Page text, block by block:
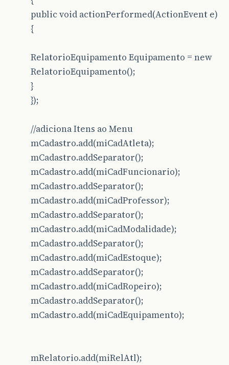
public void actionPerformed(ActionEvent e)
{
RelatorioEquipamento Equipamento = new
RelatorioEquipamento();
}
});
//adiciona Itens ao Menu
mCadastro.add(miCadAtleta);
mCadastro.addSeparator();
mCadastro.add(miCadFuncionario);
mCadastro.addSeparator();
mCadastro.add(miCadProfessor);
mCadastro.addSeparator();
mCadastro.add(miCadModalidade);
mCadastro.addSeparator();
mCadastro.add(miCadEstoque);
mCadastro.addSeparator();
mCadastro.add(miCadRopeiro);
mCadastro.addSeparator();
mCadastro.add(miCadEquipamento);
mRelatorio.add(miRelAtl);